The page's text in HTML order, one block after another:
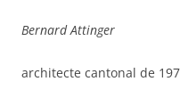
Bernard Attinger
architecte cantonal de